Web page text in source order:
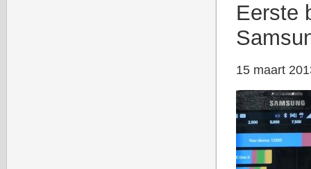
Eerste
15 maart